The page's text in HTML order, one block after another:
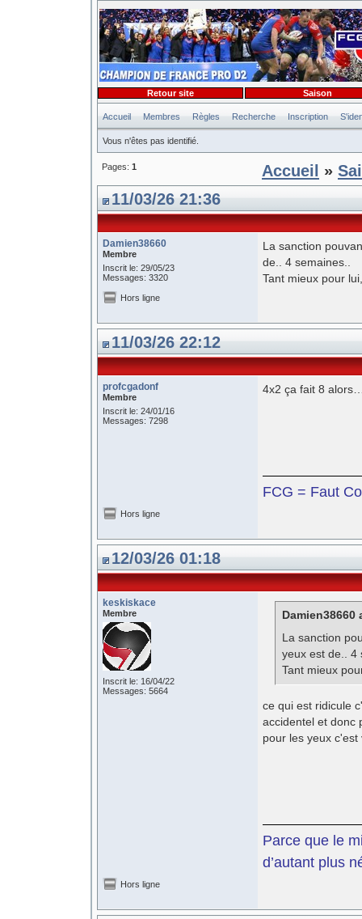
Accueil Membres Règles Recherche Inscription
Vous n'êtes pas identifié.
Retour site Saison
Pages: 1 Accueil »
11/03/26 21:36
Damien38660
Membre
Inscrit le: 29/05/23
Messages: 3320
La sanction
de.. 4 semaines..
Tant mieux pour
Hors ligne
11/03/26 22:12
profcgadonf
Membre
Inscrit le: 24/01/16
Messages: 7298
4x2 ça fait 8
FCG = Faut
Hors ligne
12/03/26 01:18
keskiskace
Membre
Inscrit le: 16/04/22
Messages: 5664
Damien38660
La sanction
yeux est de.. 4
Tant mieux
ce qui est ridicule
accidentel et donc
pour les yeux
Parce que le
d’autant plus
Hors ligne